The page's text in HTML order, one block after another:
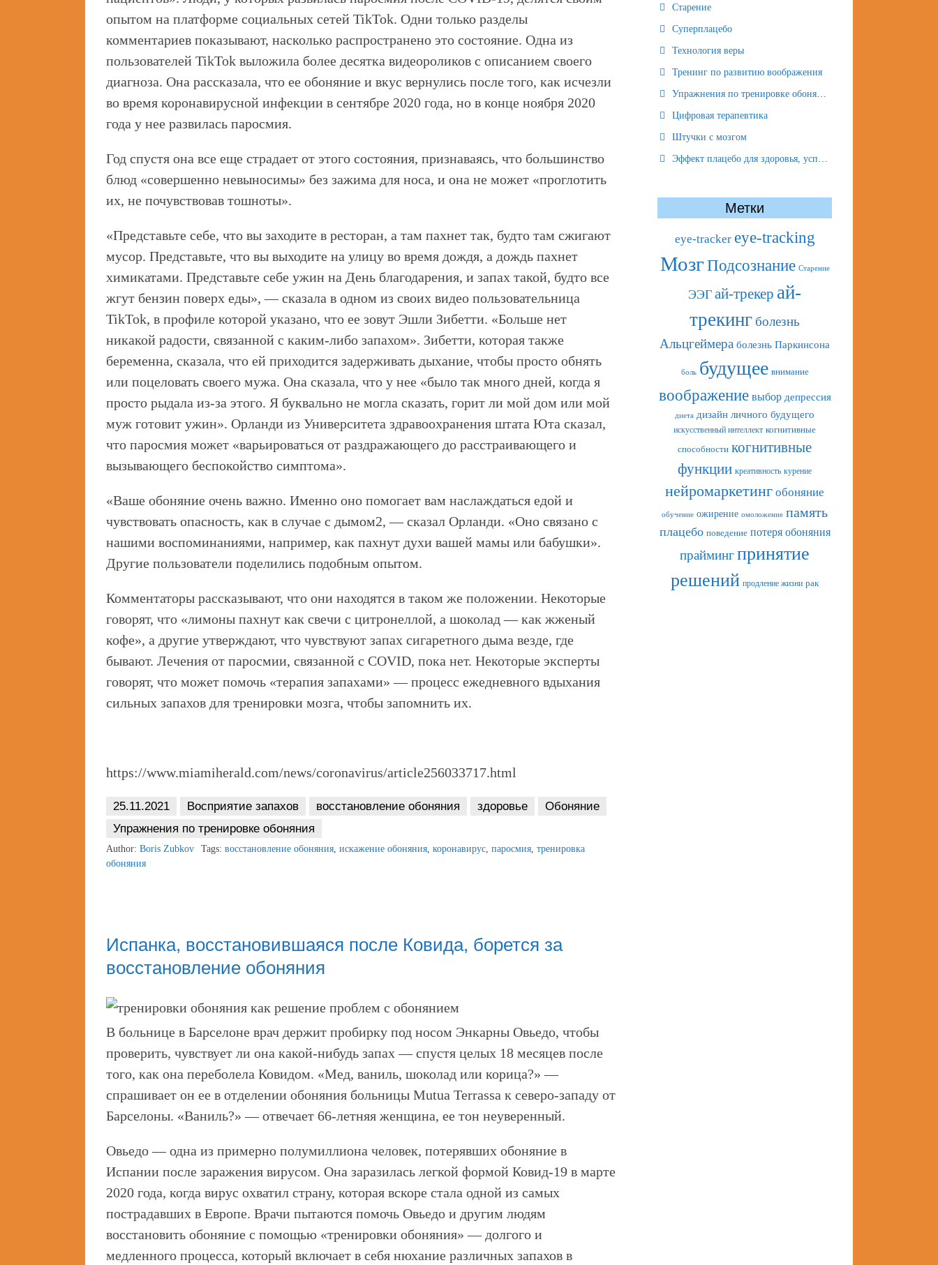
опытом на платформе социальных сетей TikTok. Одни только разделы
комментариев показывают, насколько распространено это состояние. Одна из
пользователей TikTok выложила более десятка видеороликов с описанием своего
диагноза. Она рассказала, что ее обоняние и вкус вернулись после того, как исчезли
во время коронавирусной инфекции в сентябре 2020 года, но в конце ноября 2020
года у нее развилась паросмия.
Год спустя она все еще страдает от этого состояния, признаваясь, что большинство
блюд «совершенно невыносимы» без зажима для носа, и она не может «проглотить
их, не почувствовав тошноты».
«Представьте себе, что вы заходите в ресторан, а там пахнет так, будто там сжигают
мусор. Представьте, что вы выходите на улицу во время дождя, а дождь пахнет
химикатами. Представьте себе ужин на День благодарения, и запах такой, будто все
жгут бензин поверх еды», — сказала в одном из своих видео пользовательница
TikTok, в профиле которой указано, что ее зовут Эшли Зибетти. «Больше нет
никакой радости, связанной с каким-либо запахом». Зибетти, которая также
беременна, сказала, что ей приходится задерживать дыхание, чтобы просто обнять
или поцеловать своего мужа. Она сказала, что у нее «было так много дней, когда я
просто рыдала из-за этого. Я буквально не могла сказать, горит ли мой дом или мой
муж готовит ужин». Орланди из Университета здравоохранения штата Юта сказал,
что паросмия может «варьироваться от раздражающего до расстраивающего и
вызывающего беспокойство симптома».
«Ваше обоняние очень важно. Именно оно помогает вам наслаждаться едой и
чувствовать опасность, как в случае с дымом2, — сказал Орланди. «Оно связано с
нашими воспоминаниями, например, как пахнут духи вашей мамы или бабушки».
Другие пользователи поделились подобным опытом.
Комментаторы рассказывают, что они находятся в таком же положении. Некоторые
говорят, что «лимоны пахнут как свечи с цитронеллой, а шоколад — как жженый
кофе», а другие утверждают, что чувствуют запах сигаретного дыма везде, где
бывают. Лечения от паросмии, связанной с COVID, пока нет. Некоторые эксперты
говорят, что может помочь «терапия запахами» — процесс ежедневного вдыхания
сильных запахов для тренировки мозга, чтобы запомнить их.
https://www.miamiherald.com/news/coronavirus/article256033717.html
25.11.2021 Восприятие запахов восстановление обоняния здоровье
Обоняние
Упражнения по тренировке обоняния
Author: Boris Zubkov Tags: восстановление обоняния, искажение обоняния, коронавирус, паросмия, тренировка
обоняния
Испанка, восстановившаяся после Ковида, борется за
восстановление обоняния
В больнице в Барселоне врач держит пробирку под носом Энкарны Овьедо, чтобы
проверить, чувствует ли она какой-нибудь запах — спустя целых 18 месяцев после
того, как она переболела Ковидом. «Мед, ваниль, шоколад или корица?» —
спрашивает он ее в отделении обоняния больницы Mutua Terrassa к северо-западу от
Барселоны. «Ваниль?» — отвечает 66-летняя женщина, ее тон неуверенный.
Овьедо — одна из примерно полумиллиона человек, потерявших обоняние в
Испании после заражения вирусом. Она заразилась легкой формой Ковид-19 в марте
2020 года, когда вирус охватил страну, которая вскоре стала одной из самых
пострадавших в Европе. Врачи пытаются помочь Овьедо и другим людям
восстановить обоняние с помощью «тренировки обоняния» — долгого и
медленного процесса, который включает в себя нюхание различных запахов в
Старение
Суперплацебо
Технология веры
Тренинг по развитию воображения
Упражнения по тренировке обоняния
Цифровая терапевтика
Штучки с мозгом
Эффект плацебо для здоровья, успеха и отношений
Метки
eye-tracker eye-tracking
МозгПодсознание Старение
ЭЭГ ай-трекер ай-
трекинг болезнь
Альцгеймера болезнь Паркинсона
боль будущее внимание
воображение выбор депрессия
диета дизайн личного будущего
искусственный интеллект когнитивные
способности когнитивные
функции креативность курение
нейромаркетинг обоняние
обучение ожирение омоложение память
плацебо поведение потеря обоняния
праймингпринятие
решений продление жизни рак